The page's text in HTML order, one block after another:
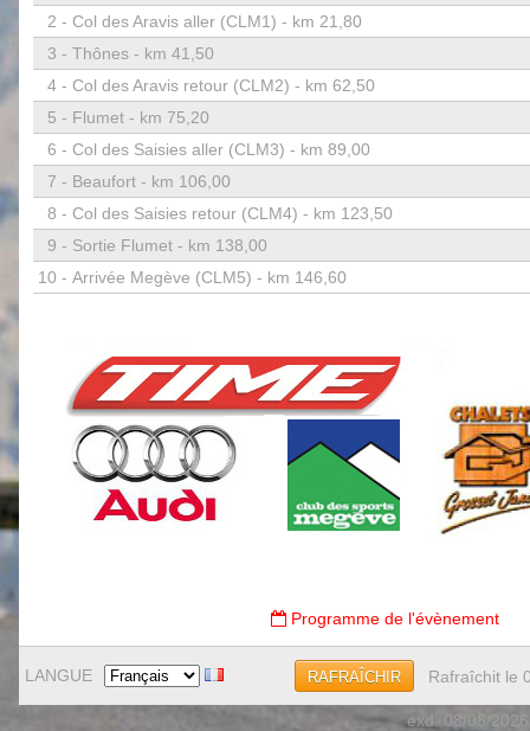
2 - Col des Aravis aller (CLM1) - km 21,80
3 - Thônes - km 41,50
4 - Col des Aravis retour (CLM2) - km 62,50
5 - Flumet - km 75,20
6 - Col des Saisies aller (CLM3) - km 89,00
7 - Beaufort - km 106,00
8 - Col des Saisies retour (CLM4) - km 123,50
9 - Sortie Flumet - km 138,00
10 - Arrivée Megève (CLM5) - km 146,60
Programme de l'évènement
LANGUE RAFRAÎCHIR Rafraîchit le
exd: 08/08/